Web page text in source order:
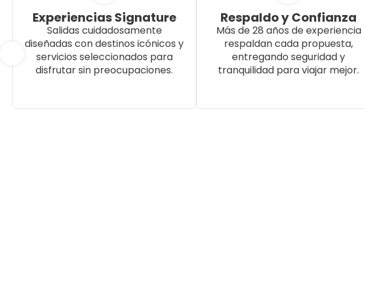
Experiencias Signature
Salidas cuidadosamente
diseñadas con destinos icónicos y
servicios seleccionados para
disfrutar sin preocupaciones.
Respaldo y Confianza
Más de 28 años de experiencia
respaldan cada propuesta,
entregando seguridad y
tranquilidad para viajar mejor.